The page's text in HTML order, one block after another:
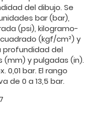
del dibujo. Se
bar (bar),
(psi), kilogramo-
(kgf/cm²) y
profundidad del
(mm) y pulgadas (in).
0,01 bar. El rango
de 0 a 13,5 bar.